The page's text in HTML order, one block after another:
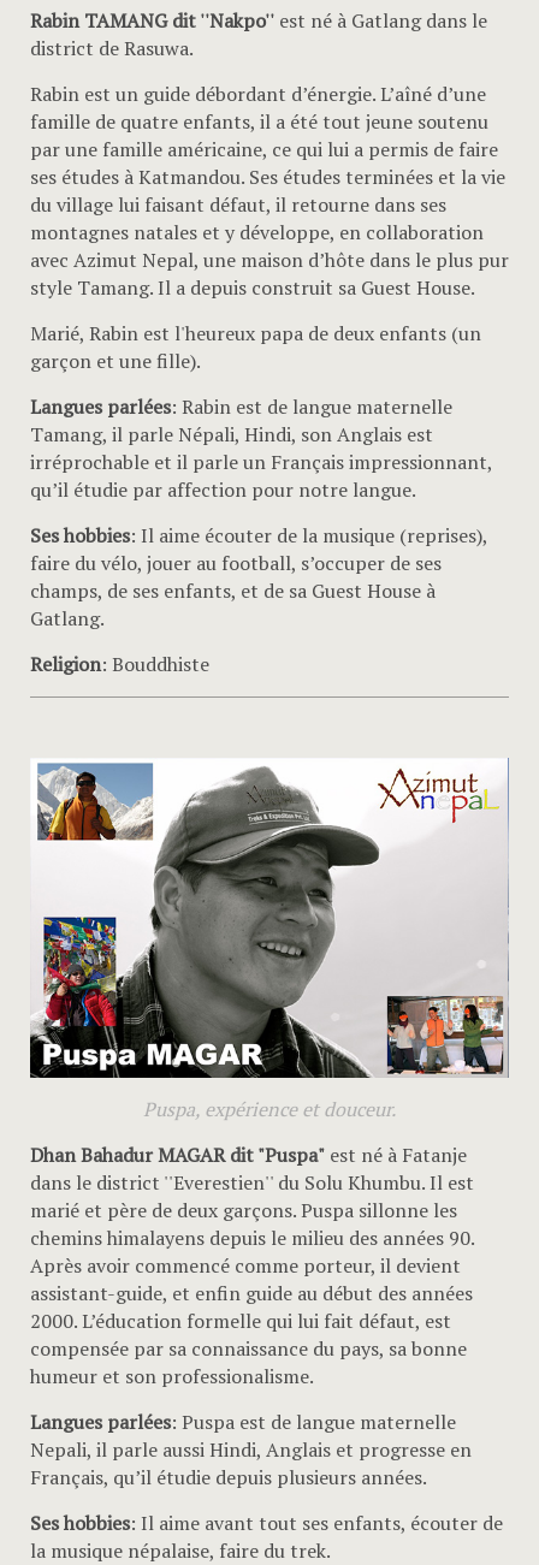
Rabin TAMANG dit ''Nakpo'' est né à Gatlang dans le
district de Rasuwa.
Rabin est un guide débordant d’énergie. L’aîné d’une
famille de quatre enfants, il a été tout jeune soutenu
par une famille américaine, ce qui lui a permis de faire
ses études à Katmandou. Ses études terminées et la vie
du village lui faisant défaut, il retourne dans ses
montagnes natales et y développe, en collaboration
avec Azimut Nepal, une maison d’hôte dans le plus pur
style Tamang. Il a depuis construit sa Guest House.
Marié, Rabin est l'heureux papa de deux enfants (un
garçon et une fille).
Langues parlées: Rabin est de langue maternelle
Tamang, il parle Népali, Hindi, son Anglais est
irréprochable et il parle un Français impressionnant,
qu’il étudie par affection pour notre langue.
Ses hobbies: Il aime écouter de la musique (reprises),
faire du vélo, jouer au football, s’occuper de ses
champs, de ses enfants, et de sa Guest House à
Gatlang.
Religion: Bouddhiste
Puspa, expérience et douceur.
Dhan Bahadur MAGAR dit "Puspa" est né à Fatanje
dans le district ''Everestien'' du Solu Khumbu. Il est
marié et père de deux garçons. Puspa sillonne les
chemins himalayens depuis le milieu des années 90.
Après avoir commencé comme porteur, il devient
assistant-guide, et enfin guide au début des années
2000. L’éducation formelle qui lui fait défaut, est
compensée par sa connaissance du pays, sa bonne
humeur et son professionalisme.
Langues parlées: Puspa est de langue maternelle
Nepali, il parle aussi Hindi, Anglais et progresse en
Français, qu’il étudie depuis plusieurs années.
Ses hobbies: Il aime avant tout ses enfants, écouter de
la musique népalaise, faire du trek.